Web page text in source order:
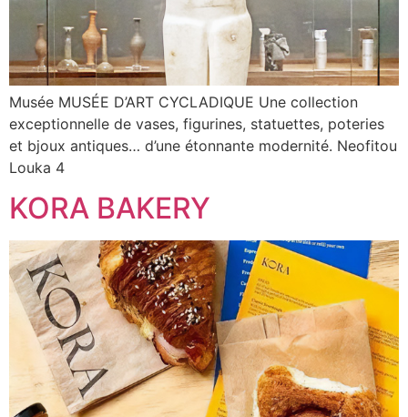
Musée MUSÉE D’ART CYCLADIQUE Une collection
exceptionnelle de vases, figurines, statuettes, poteries
et bjoux antiques… d’une étonnante modernité. Neofitou
Louka 4
KORA BAKERY